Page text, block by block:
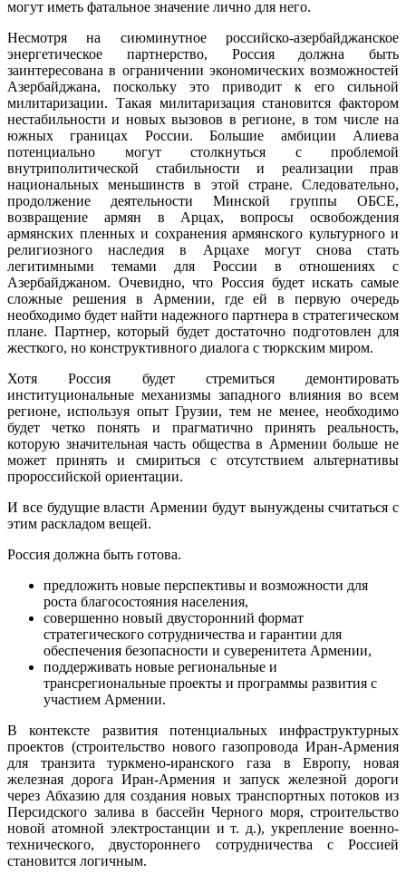
могут иметь фатальное значение лично для него.
Несмотря на сиюминутное российско-азербайджанское
энергетическое партнерство, Россия должна быть
заинтересована в ограничении экономических возможностей
Азербайджана, поскольку это приводит к его сильной
милитаризации. Такая милитаризация становится фактором
нестабильности и новых вызовов в регионе, в том числе на
южных границах России. Большие амбиции Алиева
потенциально могут столкнуться с проблемой
внутриполитической стабильности и реализации прав
национальных меньшинств в этой стране. Следовательно,
продолжение деятельности Минской группы ОБСЕ,
возвращение армян в Арцах, вопросы освобождения
армянских пленных и сохранения армянского культурного и
религиозного наследия в Арцахе могут снова стать
легитимными темами для России в отношениях с
Азербайджаном. Очевидно, что Россия будет искать самые
сложные решения в Армении, где ей в первую очередь
необходимо будет найти надежного партнера в стратегическом
плане. Партнер, который будет достаточно подготовлен для
жесткого, но конструктивного диалога с тюркским миром.
Хотя Россия будет стремиться демонтировать
институциональные механизмы западного влияния во всем
регионе, используя опыт Грузии, тем не менее, необходимо
будет четко понять и прагматично принять реальность,
которую значительная часть общества в Армении больше не
может принять и смириться с отсутствием альтернативы
пророссийской ориентации.
И все будущие власти Армении будут вынуждены считаться с
этим раскладом вещей.
Россия должна быть готова.
предложить новые перспективы и возможности для
роста благосостояния населения,
совершенно новый двусторонний формат
стратегического сотрудничества и гарантии для
обеспечения безопасности и суверенитета Армении,
поддерживать новые региональные и
трансрегиональные проекты и программы развития с
участием Армении.
В контексте развития потенциальных инфраструктурных
проектов (строительство нового газопровода Иран-Армения
для транзита туркмено-иранского газа в Европу, новая
железная дорога Иран-Армения и запуск железной дороги
через Абхазию для создания новых транспортных потоков из
Персидского залива в бассейн Черного моря, строительство
новой атомной электростанции и т. д.), укрепление военно-
технического, двустороннего сотрудничества с Россией
становится логичным.